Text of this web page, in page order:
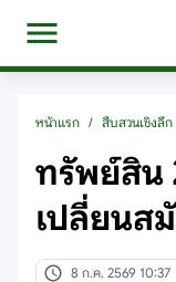
หน้าแรก / สืบสวนเชิงลึก
ทรัพย์สิน
เปลี่ยนส
8 ก.ค. 2569 10:37